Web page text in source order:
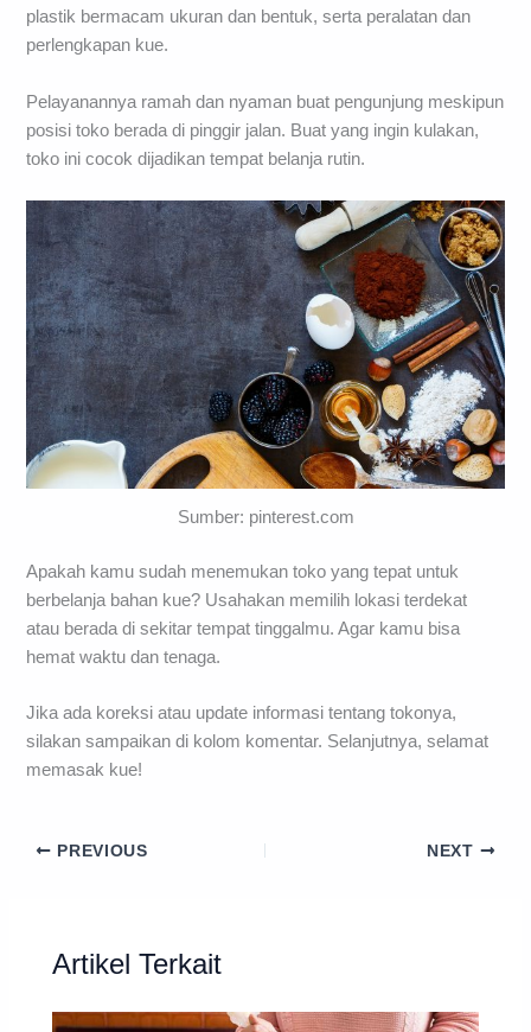
plastik bermacam ukuran dan bentuk, serta peralatan dan
perlengkapan kue.
Pelayanannya ramah dan nyaman buat pengunjung meskipun
posisi toko berada di pinggir jalan. Buat yang ingin kulakan,
toko ini cocok dijadikan tempat belanja rutin.
Sumber: pinterest.com
Apakah kamu sudah menemukan toko yang tepat untuk
berbelanja bahan kue? Usahakan memilih lokasi terdekat
atau berada di sekitar tempat tinggalmu. Agar kamu bisa
hemat waktu dan tenaga.
Jika ada koreksi atau update informasi tentang tokonya,
silakan sampaikan di kolom komentar. Selanjutnya, selamat
memasak kue!
PREVIOUS NEXT
Artikel Terkait